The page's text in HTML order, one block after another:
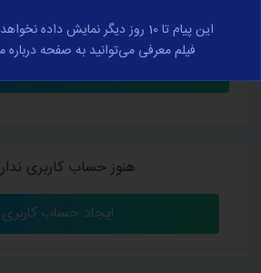
هنوز حساب کاربری
ایجاد حساب کاربری
این پیام تا 10 روز دیگر نمایش
فیلم معرفی می‌توانید به صفحه درباره